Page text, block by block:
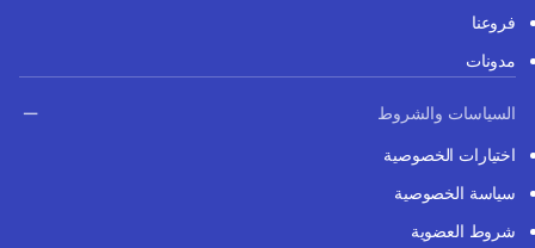
فروعنا
مدونات
السياسات والشروط
اختيارات الخصوصية
سياسة الخصوصية
شروط العضوية